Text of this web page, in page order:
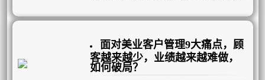
来将成为城市的标志性建筑之一啊！想想能够
坐在办公室里画图纸，成为了一名工程师；第
三个人则是前两人的老板。
提问：为什么起点相同，但十年后的成就
效果自然就会埋怨美容院了；就像生病要按时
吃药是一样的，不按时吃病不会好。
面对美业客户管理9大痛点，顾
客越来越少，业绩越来越难做，
如何破局？